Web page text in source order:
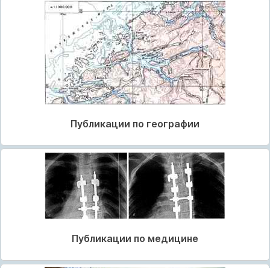
Публикации по географии
Публикации по медицине